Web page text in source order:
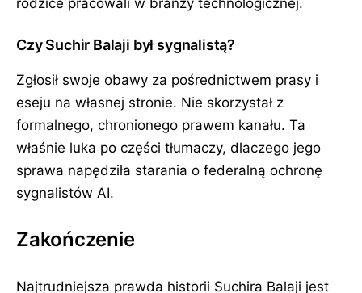
rodzice pracowali w branży technologicznej.
Czy Suchir Balaji był sygnalistą?
Zgłosił swoje obawy za pośrednictwem prasy i
eseju na własnej stronie. Nie skorzystał z
formalnego, chronionego prawem kanału. Ta
właśnie luka po części tłumaczy, dlaczego jego
sprawa napędziła starania o federalną ochronę
sygnalistów AI.
Zakończenie
Najtrudniejsza prawda historii Suchira Balaji jest